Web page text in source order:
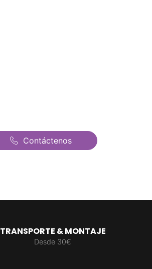
Contáctenos
TRANSPORTE & MONTAJE
Desde 30€